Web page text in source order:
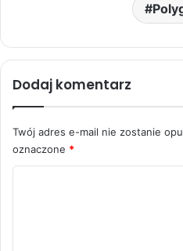
Dodaj komentarz
Twój adres e-mail nie zostanie
oznaczone *